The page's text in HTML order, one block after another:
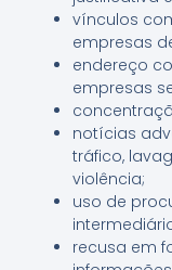
vínculos
empresas
endereço
empresas
notícias
tráfico,
violência;
uso de
recusa em